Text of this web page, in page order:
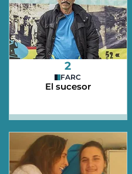
2
FARC
El sucesor